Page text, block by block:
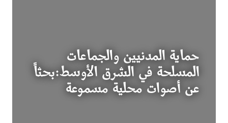
المدنيين والجماعات المسلحة في الشرق
عن أصوات محلية مسموعة
In the Migration Trap: Unaccompanied
حماية المدنيين والجماعات
المسلحة في الشرق الأوسط:بحثاً
عن أصوات محلية مسموعة